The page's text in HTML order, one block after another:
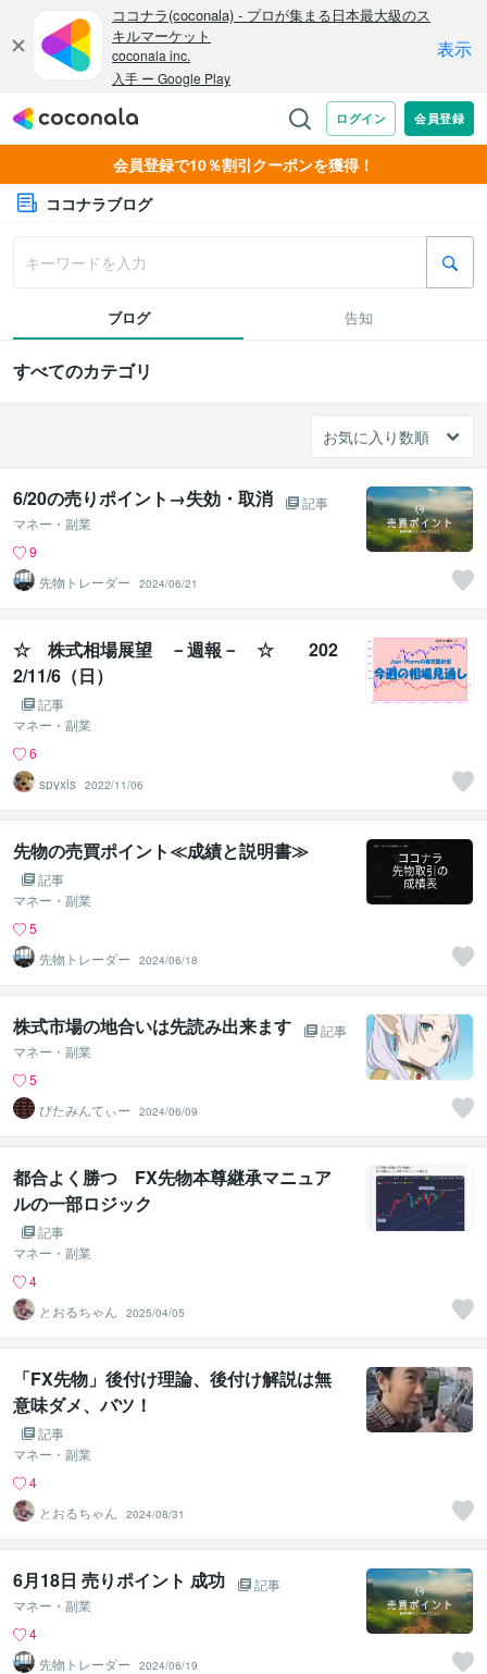
会員登録で10％割引クーポンを獲得！
ココナラブログ
ブログ 告知
すべてのカテゴリ
6/20の売りポイント→失効・取消
記事
マネー・副業
9
先物トレーダー
2024/06/21
☆ 株式相場展望 －週報－ ☆ 202
2/11/6（日）
記事
マネー・副業
6
spyxis 2022/11/06
先物の売買ポイント≪成績と説明書≫
記事
マネー・副業
5
先物トレーダー
2024/06/18
株式市場の地合いは先読み出来ます
記事
マネー・副業
5
びたみんてぃー
2024/06/09
都合よく勝つ FX先物本尊継承マニュア
ルの一部ロジック
記事
マネー・副業
4
とおるちゃん
2025/04/05
「FX先物」後付け理論、後付け解説は無
意味ダメ、バツ！
記事
マネー・副業
4
とおるちゃん
2024/08/31
6月18日 売りポイント 成功
記事
マネー・副業
4
先物トレーダー
2024/06/19